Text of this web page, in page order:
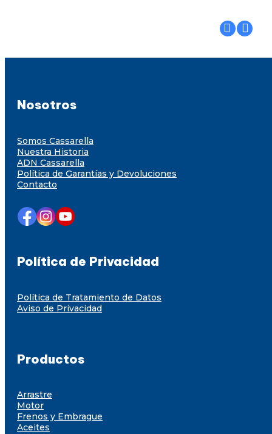
Nosotros
Somos Cassarella
Nuestra Historia
ADN Cassarella
Política de Garantías y Devoluciones
Contacto
Política de Privacidad
Política de Tratamiento de Datos
Aviso de Privacidad
Productos
Arrastre
Motor
Frenos y Embrague
Aceites